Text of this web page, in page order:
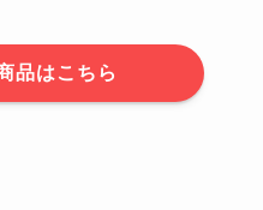
品はこちら